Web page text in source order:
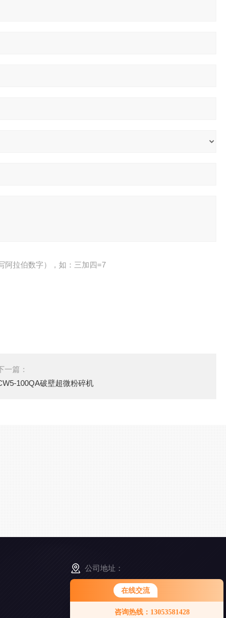
在线交流
咨询热线：13053581428
阿拉伯数字），如：三加四=7
一篇：
100QA破壁超微粉碎机
公司地址：
山东省烟台市小沙埠华埠中街18号